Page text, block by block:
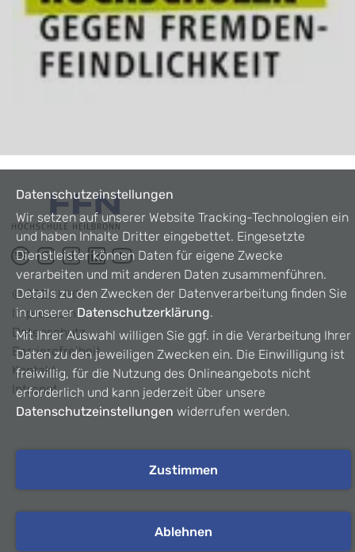
©2026HHN
Impressum
Datenschutz
Barrierefreiheit
Kontakt
Intranet
Datenschutzeinstellungen
Wir setzen auf unserer Website Tracking-Technologien ein
und haben Inhalte Dritter eingebettet. Eingesetzte
Dienstleister können Daten für eigene Zwecke
verarbeiten und mit anderen Daten zusammenführen.
Details zu den Zwecken der Datenverarbeitung finden Sie
in unsererDatenschutzerklärung.
Mit Ihrer Auswahl willigen Sie ggf. in die Verarbeitung Ihrer
Daten zu den jeweiligen Zwecken ein. Die Einwilligung ist
freiwillig, für die Nutzung des Onlineangebots nicht
erforderlich und kann jederzeit über unsere
Datenschutzeinstellungen widerrufen werden.
Zustimmen
Ablehnen